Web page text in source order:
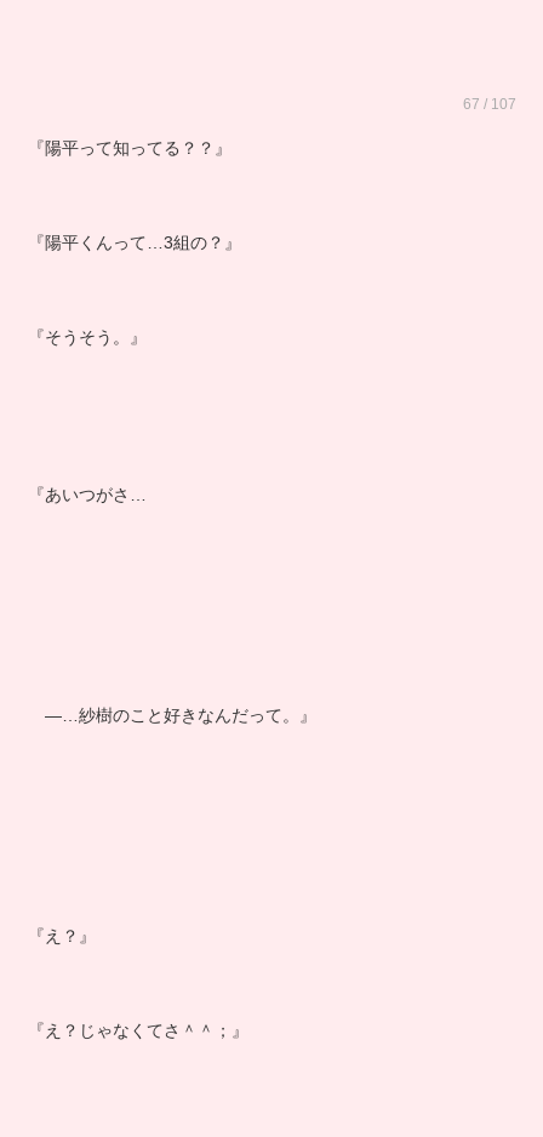
67 / 107
『陽平って知ってる？？』
『陽平くんって…3組の？』
『そうそう。』
『あいつがさ…
―…紗樹のこと好きなんだって。』
『え？』
『え？じゃなくてさ＾＾；』